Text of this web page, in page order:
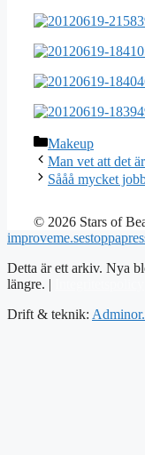
Kategorier
Makeup
Man vet att det
Sååå mycket
© 2026 Stars of
improveme.se
Detta är ett arkiv. Nya
längre. |
Drift & teknik: